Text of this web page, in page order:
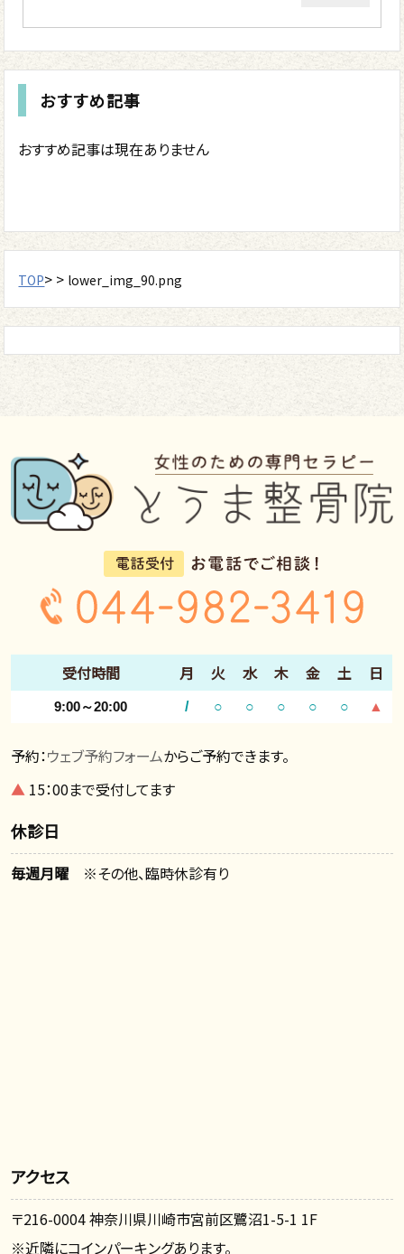
おすすめ記事
おすすめ記事は現在ありません
TOP> > lower_img_90.png
受付時間 月 火 水 木 金 土 日
9:00～20:00 / ○ ○ ○ ○ ○ ▲
予約：ウェブ予約フォームからご予約できます。
▲ 15：00まで受付してます
休診日
毎週月曜 ※その他、臨時休診有り
アクセス
〒216-0004 神奈川県川崎市宮前区鷺沼1-5-1 1F
※近隣にコインパーキングあります。